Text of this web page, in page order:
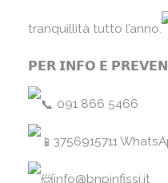
tranquillità tutto l’anno.
𝗣𝗘𝗥 𝗜𝗡𝗙𝗢 𝗘
091 866 5466⠀
3756915711
info@bnpinfissi.it⠀